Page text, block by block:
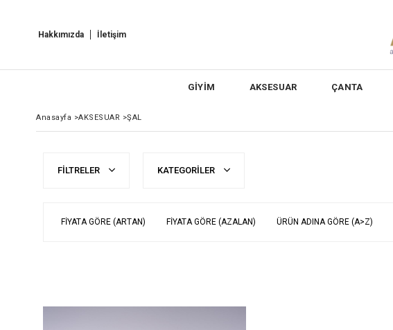
Hakkımızda İletişim
GİYİM AKSESUAR ÇANTA
Anasayfa >AKSESUAR >ŞAL
FILTRELER KATEGORILER
FIYATA GÖRE (ARTAN) FIYATA GÖRE (AZALAN) ÜRÜN ADINA GÖRE (A>Z)